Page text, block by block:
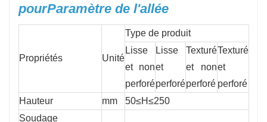
pourParamètre de l'allée
Propriétés Unité
Type de produit
Lisse
et non
perforé
Lisse
et
perforé
Texturé
et non
perforé
Texturé
et
perforé
Hauteur
mm
50≤H≤250
Soudage